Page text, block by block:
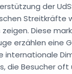
der
Streitkräfte
zeigen. Diese
erzählen eine
internationale
die Besucher oft